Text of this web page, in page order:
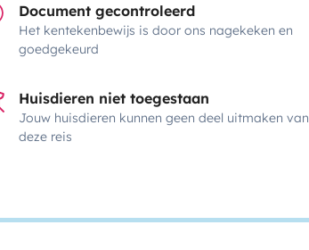
Document gecontroleerd
Het kentekenbewijs is door ons nagekeken en
goedgekeurd
Huisdieren niet toegestaan
Jouw huisdieren kunnen geen deel uitmaken van
deze reis